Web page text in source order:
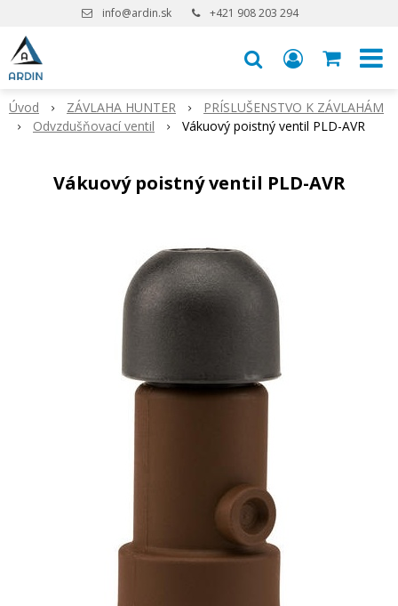
info@ardin.sk +421 908 203 294
Úvod ZÁVLAHA HUNTER
PRÍSLUŠENSTVO K ZÁVLAHÁM
Odvzdušňovací ventil
Vákuový poistný ventil PLD-AVR
Vákuový poistný ventil PLD-AVR